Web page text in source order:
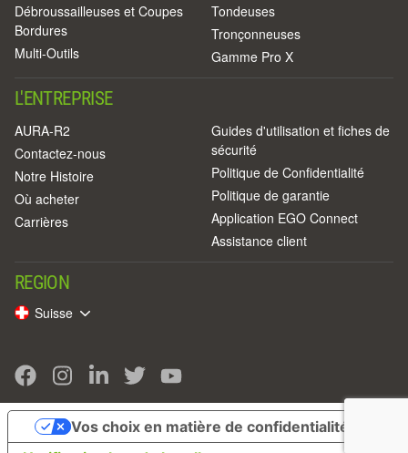
Débroussailleuses et Coupes
Bordures
Multi-Outils
Tondeuses
Tronçonneuses
Gamme Pro X
L'ENTREPRISE
AURA-R2
Contactez-nous
Notre Histoire
Où acheter
Carrières
Guides d'utilisation et fiches de
sécurité
Politique de Confidentialité
Politique de garantie
Application EGO Connect
Assistance client
REGION
Suisse
Vos choix en matière de confidentialité